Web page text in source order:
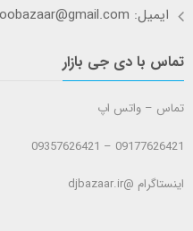
ایمیل: daneshjoobazaar@gmail.com
تماس با دی جی بازار
تماس – واتس اپ
09177626421 – 09357626421
اینستاگرام @djbazaar.ir